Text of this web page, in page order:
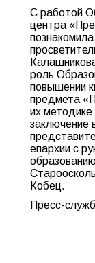
С работой
центра
роль
повышении
предмета
их методике
заключение
епархии с
Кобец.
Пресс-